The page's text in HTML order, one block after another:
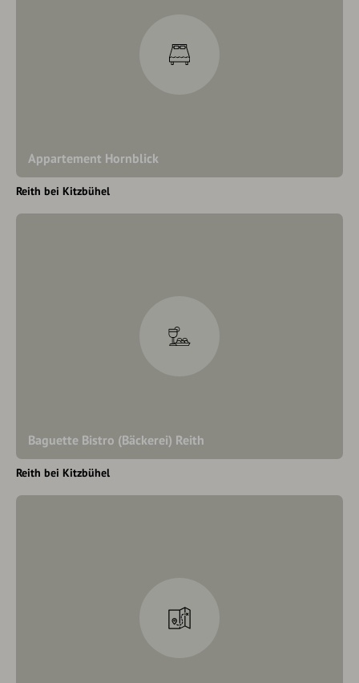
Appartement Hornblick
Reith bei Kitzbühel
Baguette Bistro (Bäckerei) Reith
Reith bei Kitzbühel